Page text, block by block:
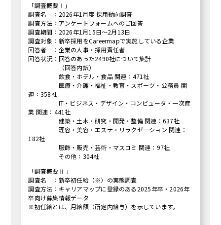
「調査概要Ⅰ」
調査名 ：2026年1月度 採用動向調査
調査方法：アンケートフォームへのご回答
調査期間：2026年1月15日〜2月13日
調査対象：新卒採用をCareermapで実施している企業
回答者 ：企業の人事・採用責任者
回答状況：回答のあった2490社について集計
（回答内訳）
飲食・ホテル・食品 関連：471社
医療・介護・福祉・教育・スポーツ・公務員 関
連：358社
IT・ビジネス・デザイン・コンピュータ・一次産
業 関連：441社
建築・土木・研究・開発・整備 関連：637社
理容・美容・エステ・リラクゼーション 関連：
182社
服飾・販売・芸術・マスコミ 関連：97社
その他：304社
「調査概要Ⅱ 」
調査名 ：新卒初任給（※）の実態調査
調査方法：キャリアマップに登録のある2025年卒・2026年
卒向け募集情報データ
※初任給とは、月給額（所定内給与）を示しています。